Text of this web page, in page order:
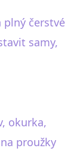
plný čerstvé
samy,
okurka,
proužky